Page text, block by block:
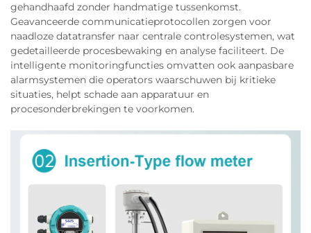
gehandhaafd zonder handmatige tussenkomst.
Geavanceerde communicatieprotocollen zorgen voor
naadloze datatransfer naar centrale controlesystemen, wat
gedetailleerde procesbewaking en analyse faciliteert. De
intelligente monitoringfuncties omvatten ook aanpasbare
alarmsystemen die operators waarschuwen bij kritieke
situaties, helpt schade aan apparatuur en
procesonderbrekingen te voorkomen.